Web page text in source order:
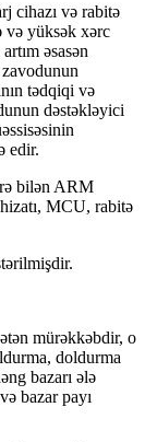
cihazı və rabitə
və yüksək xərc
əsasən
tədqiqi və
dəstəkləyici
edir.
bilən ARM
MCU, rabitə
mürəkkəbdir, o
doldurma
bazarı ələ
bazar payı